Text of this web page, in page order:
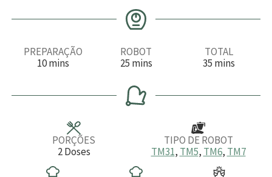
PREPARAÇÃO
10m
u
mins
ROBOT
25m
n
u
t
mins
TOTAL
35 m
u
mins
PORÇÕES
2 Doses
TIPO DE ROBOT
TM31, TM5, TM6, TM7